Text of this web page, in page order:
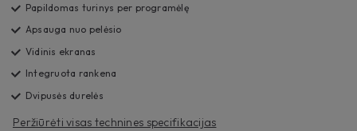
Papildomas turinys per programėlę
Apsauga nuo pelėsio
Vidinis ekranas
Integruota rankena
Dvipusės durelės
Peržiūrėti visas technines specifikacijas